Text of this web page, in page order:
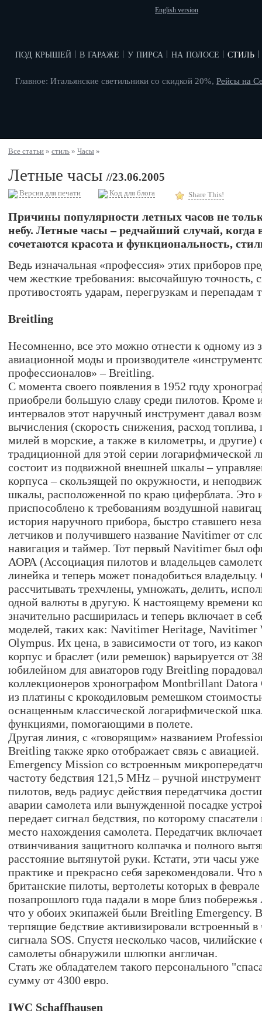
English version
под крышей в гараже у пирса на полосе стиль
Главное: Итальянские светильники со скидкой 20%, Рейсы на
Все статьи » стиль » Часы »
Летные часы //23.06.2005
Версия для печати Код для блога Share This!
Причины популярности летных часов не
небу. Летные часы – редчайший случай, когда
сочетаются красота и функциональность,
Ведь изначальная «профессия» этих приборов
чем жесткие требования: высочайшую точность,
противостоять ударам, перегрузкам и перепадам
Breitling
Несомненно, все это можно отнести к одному из
авиационной моды и производителе
профессионалов» – Breitling.
С момента своего появления в 1952 году
приобрели большую славу среди пилотов. Кроме
интервалов этот наручный инструмент давал
вычисления (скорость снижения, расход топлива,
милей в морские, а также в километры, и
традиционной для этой серии логарифмической
состоит из подвижной внешней шкалы –
корпуса – скользящей по окружности, и
шкалы, расположенной по краю циферблата. Это
приспособлено к требованиям воздушной
история наручного прибора, быстро ставшего
летчиков и получившего название Navitimer от
навигация и таймер. Тот первый Navitimer был
АОРА (Ассоциация пилотов и владельцев
линейка и теперь может понадобиться
рассчитывать трехчлены, умножать, делить,
одной валюты в другую. К настоящему времени
значительно расширилась и теперь включает в
моделей, таких как: Navitimer Heritage,
Olympus. Их цена, в зависимости от того, из
корпус и браслет (или ремешок) варьируется от
юбилейном для авиаторов году Breitling
коллекционеров хронографом Montbrillant Datora
из платины с крокодиловым ремешком
оснащенным классической логарифмической
функциями, помогающими в полете.
Другая линия, с «говорящим» названием
Breitling также ярко отображает связь с
Emergency Mission со встроенным
частоту бедствия 121,5 MHz – ручной
пилотов, ведь радиус действия передатчика
аварии самолета или вынужденной посадке
передает сигнал бедствия, по которому
место нахождения самолета. Передатчик
отвинчивания защитного колпачка и полного
расстояние вытянутой руки. Кстати, эти часы
практике и прекрасно себя зарекомендовали. Что
британские пилоты, вертолеты которых в
позапрошлого года падали в море близ
что у обоих экипажей были Breitling Emergency.
терпящие бедствие активизировали встроенный
сигнала SOS. Спустя несколько часов, чилийские
самолеты обнаружили шлюпки англичан.
Стать же обладателем такого персонального
сумму от 4300 евро.
IWC Schaffhausen